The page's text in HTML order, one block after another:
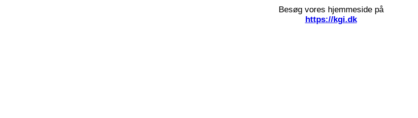
Besøg vores hjemmeside på
https://kgi.dk